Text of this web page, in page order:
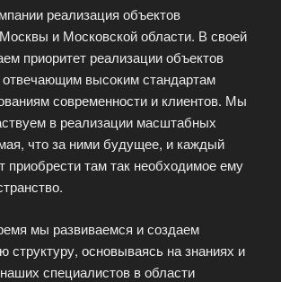
реализация объектов
и Московской области. В своей
приоритет реализации объектов
высоким стандартам
современности и клиентов. Мы
в реализации масштабных
что за ними будущее, и каждый
приобрести там так необходимое ему
мы развиваемся и создаем
структуру, основываясь на знаниях и
специалистов в области